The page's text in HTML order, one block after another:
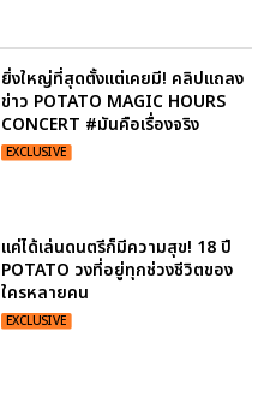
ยิ่งใหญ่ที่สุดตั้งแต่เคยมี! คลิปแถลง
ข่าว POTATO MAGIC HOURS
CONCERT #มันคือเรื่องจริง
EXCLUSIVE
แค่ได้เล่นดนตรีก็มีความสุข! 18 ปี
POTATO วงที่อยู่ทุกช่วงชีวิตของ
ใครหลายคน
EXCLUSIVE